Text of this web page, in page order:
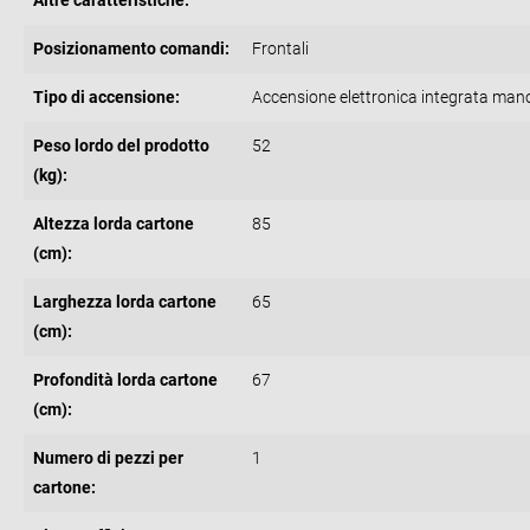
Posizionamento comandi: Frontali
Tipo di accensione: Accensione elettronica integrata
Peso lordo del prodotto
(kg):
52
Altezza lorda cartone
(cm):
85
Larghezza lorda cartone
(cm):
65
Profondità lorda cartone
(cm):
67
Numero di pezzi per
cartone:
1